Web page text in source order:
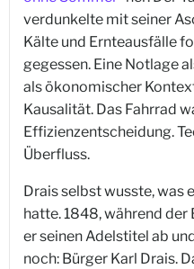
verdunkelte mit seiner
Kälte und Ernteausfälle
gegessen. Eine Notlage
als ökonomischer
Kausalität. Das Fahrrad
Effizienzentscheidung.
Überfluss.
Drais selbst wusste, was
hatte. 1848, während
er seinen Adelstitel ab
noch: Bürger Karl Drais.